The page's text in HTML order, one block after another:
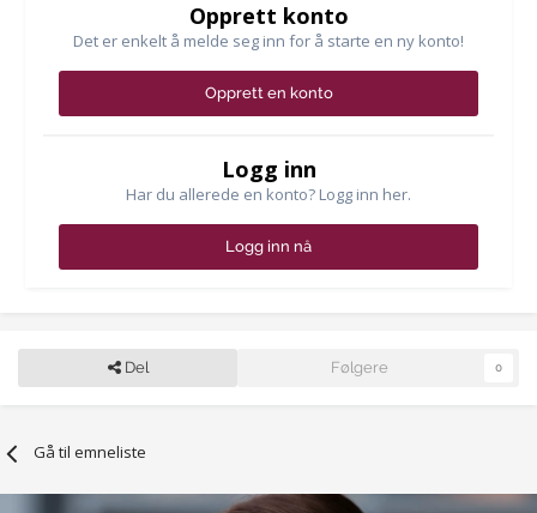
Opprett konto
Det er enkelt å melde seg inn for å starte en ny konto!
Opprett en konto
Logg inn
Har du allerede en konto? Logg inn her.
Logg inn nå
Del Følgere 0
Gå til emneliste